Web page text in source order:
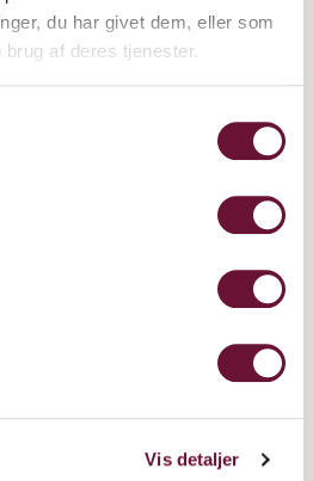
du har givet dem, eller som
af deres tjenester.
Vis detaljer